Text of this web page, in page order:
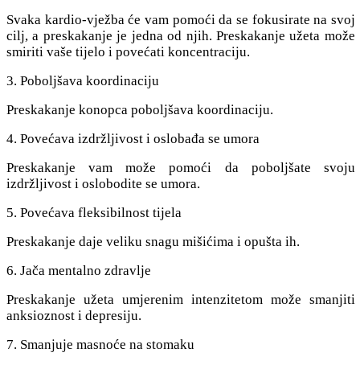
Svaka kardio-vježba će vam pomoći da se fokusirate na svoj
cilj, a preskakanje je jedna od njih. Preskakanje užeta može
smiriti vaše tijelo i povećati koncentraciju.
3. Poboljšava koordinaciju
Preskakanje konopca poboljšava koordinaciju.
4. Povećava izdržljivost i oslobađa se umora
Preskakanje vam može pomoći da poboljšate svoju
izdržljivost i oslobodite se umora.
5. Povećava fleksibilnost tijela
Preskakanje daje veliku snagu mišićima i opušta ih.
6. Jača mentalno zdravlje
Preskakanje užeta umjerenim intenzitetom može smanjiti
anksioznost i depresiju.
7. Smanjuje masnoće na stomaku